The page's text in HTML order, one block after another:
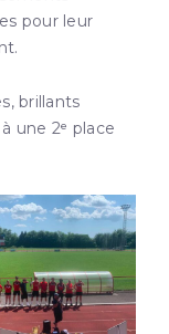
pour leur
brillants
une 2ᵉ place